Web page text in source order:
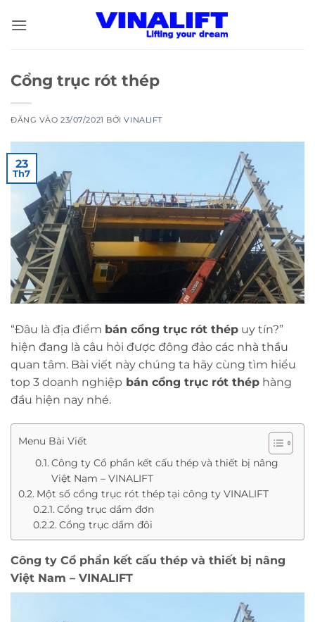
qua
Cổng trục rót thép
ĐĂNG VÀO23/07/2021 BỞIVINALIFT
23
Th7
“Đâu là địa điểm bán cổng trục rót thép uy tín?”
hiện đang là câu hỏi được đông đảo các nhà thầu
quan tâm. Bài viết này chúng ta hãy cùng tìm hiểu
top 3 doanh nghiệp bán cổng trục rót thép hàng
đầu hiện nay nhé.
Menu Bài Viết
Công ty Cổ phần kết cấu thép và thiết bị nâng
Việt Nam – VINALIFT
Một số cổng trục rót thép tại công ty VINALIFT
Cổng trục dầm đơn
Cổng trục dầm đôi
Công ty Cổ phần kết cấu thép và thiết bị nâng
Việt Nam – VINALIFT